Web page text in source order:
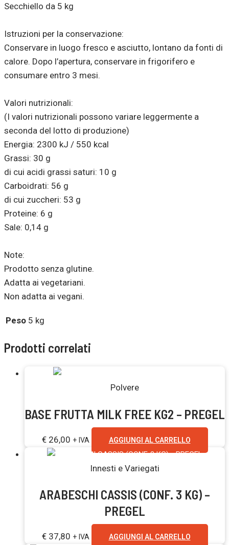
Secchiello da 5 kg
Istruzioni per la conservazione:
Conservare in luogo fresco e asciutto, lontano da fonti di
calore. Dopo l’apertura, conservare in frigorifero e
consumare entro 3 mesi.
Valori nutrizionali:
(I valori nutrizionali possono variare leggermente a
seconda del lotto di produzione)
Energia: 2300 kJ / 550 kcal
Grassi: 30 g
di cui acidi grassi saturi: 10 g
Carboidrati: 56 g
di cui zuccheri: 53 g
Proteine: 6 g
Sale: 0,14 g
Note:
Prodotto senza glutine.
Adatta ai vegetariani.
Non adatta ai vegani.
Peso 5 kg
Prodotti correlati
Polvere
BASE FRUTTA MILK FREE KG2 – PREGEL
€26,00 + IVA AGGIUNGI AL CARRELLO
Innesti e Variegati
ARABESCHI CASSIS (CONF. 3 KG) –
PREGEL
€37,80 + IVA AGGIUNGI AL CARRELLO